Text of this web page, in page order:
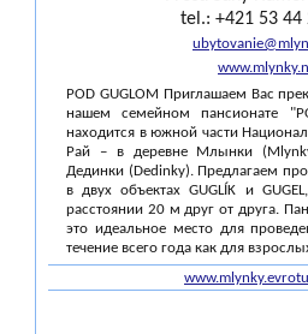
tel.: +421 53 44
POD GUGLOM Приглашаем Вас
нашем семейном пансионате
находится в южной части
Рай – в деревне Млынки
Дединки (Dedinky). Предлагаем
в двух объектах GUGLÍK и
расстоянии 20 м друг от друга.
это идеальное место для
течение всего года как для